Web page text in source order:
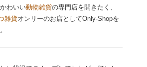
わいい動物雑貨の専門店を開きたく、
雑貨オンリーのお店としてOnly-Shopを